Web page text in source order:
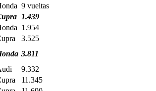
9 vueltas
1.439
1.954
3.525
3.811
9.332
11.345